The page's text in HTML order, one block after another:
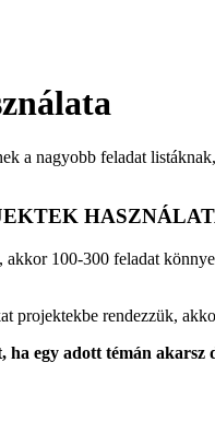
a nagyobb feladat
100-300 feladat
projektekbe rendezzük,
egy adott témán akarsz